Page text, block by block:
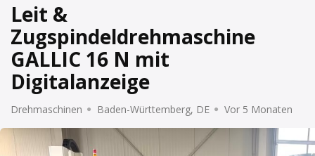
Leit &
Zugspindeldrehmaschine
GALLIC 16 N mit
Digitalanzeige
Drehmaschinen Baden-Württemberg, DE Vor 5 Monaten